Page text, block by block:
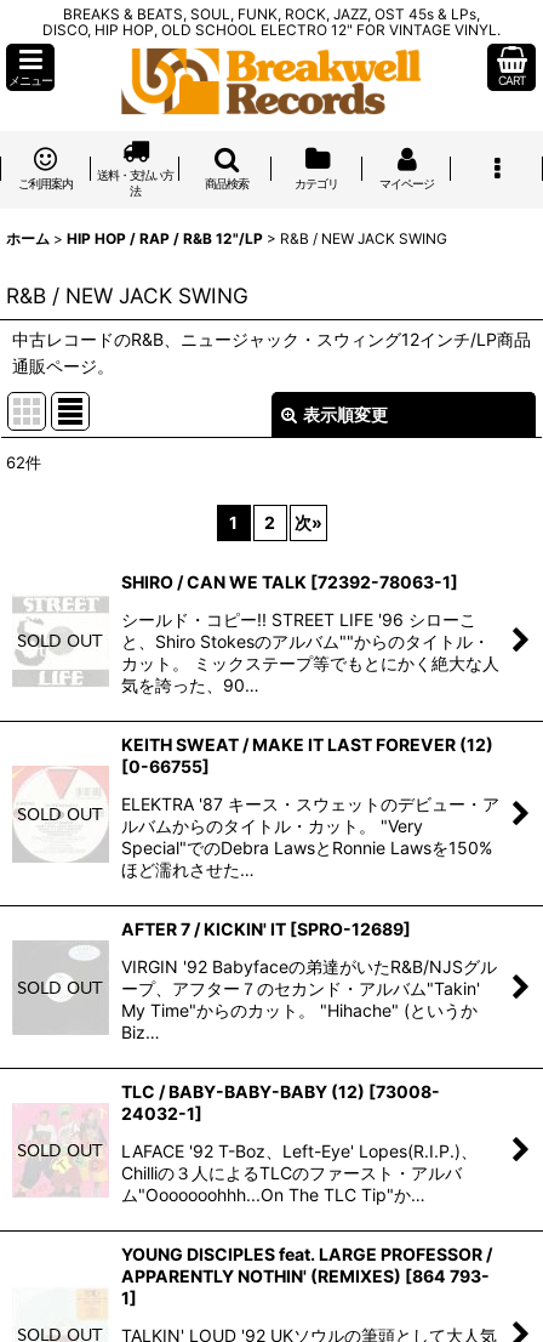
BREAKS & BEATS, SOUL, FUNK, ROCK, JAZZ, OST 45s & LPs,
DISCO, HIP HOP, OLD SCHOOL ELECTRO 12" FOR VINTAGE VINYL.
メニュー CART
ご利用案内
送料・支払い方
法
商品検索 カテゴリ マイページ
ホーム > HIP HOP / RAP / R&B 12"/LP > R&B / NEW JACK SWING
R&B / NEW JACK SWING
中古レコードのR&B、ニュージャック・スウィング12インチ/LP商品
通販ページ。
表示順変更
並び順:
絞り込む
62件
1 2 次»
SHIRO / CAN WE TALK [72392-78063-1]
シールド・コピー!! STREET LIFE '96 シローこ
と、Shiro Stokesのアルバム""からのタイトル・
カット。 ミックステープ等でもとにかく絶大な人
気を誇った、90…
KEITH SWEAT / MAKE IT LAST FOREVER (12)
[0-66755]
ELEKTRA '87 キース・スウェットのデビュー・ア
ルバムからのタイトル・カット。 "Very
Special"でのDebra LawsとRonnie Lawsを150%
ほど濡れさせた…
AFTER 7 / KICKIN' IT [SPRO-12689]
VIRGIN '92 Babyfaceの弟達がいたR&B/NJSグル
ープ、アフター７のセカンド・アルバム"Takin'
My Time"からのカット。 "Hihache" (というか
Biz…
TLC / BABY-BABY-BABY (12) [73008-
24032-1]
LAFACE '92 T-Boz、Left-Eye' Lopes(R.I.P.)、
Chilliの３人によるTLCのファースト・アルバ
ム"Ooooooohhh...On The TLC Tip"か…
YOUNG DISCIPLES feat. LARGE PROFESSOR /
APPARENTLY NOTHIN' (REMIXES) [864 793-
1]
TALKIN' LOUD '92 UKソウルの筆頭として大人気